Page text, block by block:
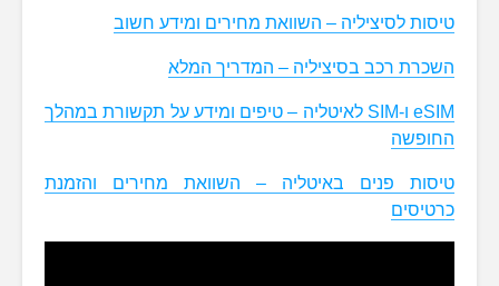
טיסות לסיציליה – השוואת מחירים ומידע חשוב
השכרת רכב בסיציליה – המדריך המלא
eSIM ו-SIM לאיטליה – טיפים ומידע על תקשורת במהלך
החופשה
טיסות פנים באיטליה – השוואת מחירים והזמנת
כרטיסים